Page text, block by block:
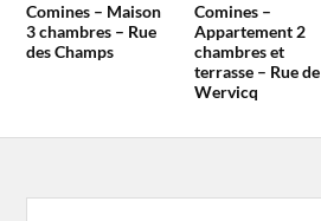
Comines – Maison
3 chambres – Rue
des Champs
Comines –
Appartement 2
chambres et
terrasse – Rue de
Wervicq